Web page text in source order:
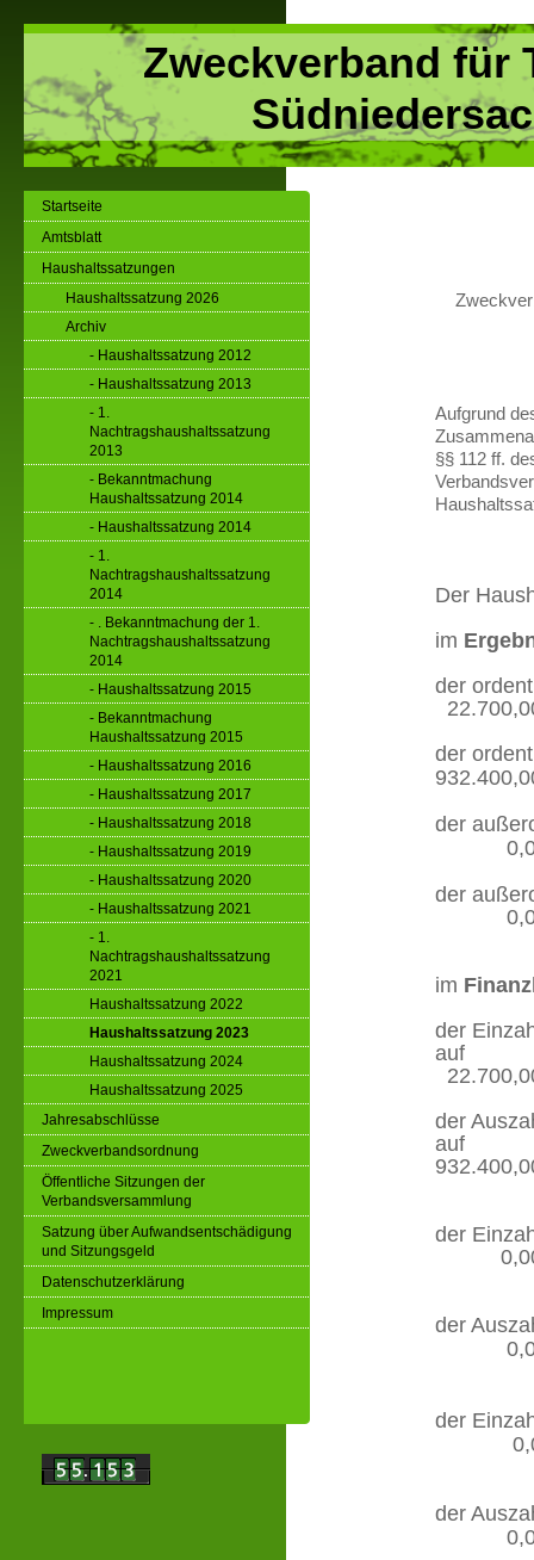
Zweckverband für
Aufgrund
§§ 112 ff.
Der
im
der
der
der
der
im
der
der
der
0,00
der
der
der
Startseite
Amtsblatt
Haushaltssatzungen
Haushaltssatzung 2026
Archiv
- Haushaltssatzung 2012
- Haushaltssatzung 2013
- 1.
Nachtragshaushaltssatzung
2013
- Bekanntmachung
Haushaltssatzung 2014
- Haushaltssatzung 2014
- 1.
Nachtragshaushaltssatzung
2014
- . Bekanntmachung der 1.
Nachtragshaushaltssatzung
2014
- Haushaltssatzung 2015
- Bekanntmachung
Haushaltssatzung 2015
- Haushaltssatzung 2016
- Haushaltssatzung 2017
- Haushaltssatzung 2018
- Haushaltssatzung 2019
- Haushaltssatzung 2020
- Haushaltssatzung 2021
- 1.
Nachtragshaushaltssatzung
2021
Haushaltssatzung 2022
Haushaltssatzung 2023
Haushaltssatzung 2024
Haushaltssatzung 2025
Jahresabschlüsse
Zweckverbandsordnung
Öffentliche Sitzungen der
Verbandsversammlung
Satzung über Aufwandsentschädigung
und Sitzungsgeld
Datenschutzerklärung
Impressum